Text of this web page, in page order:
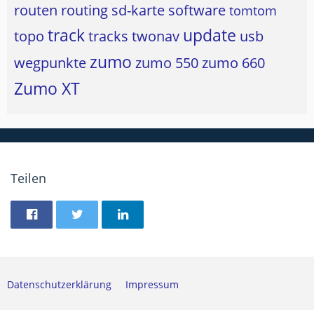
routen routing sd-karte software tomtom
topo tracktracks twonav update usb
wegpunkte zumo zumo 550zumo 660
Zumo XT
Teilen
Datenschutzerklärung Impressum